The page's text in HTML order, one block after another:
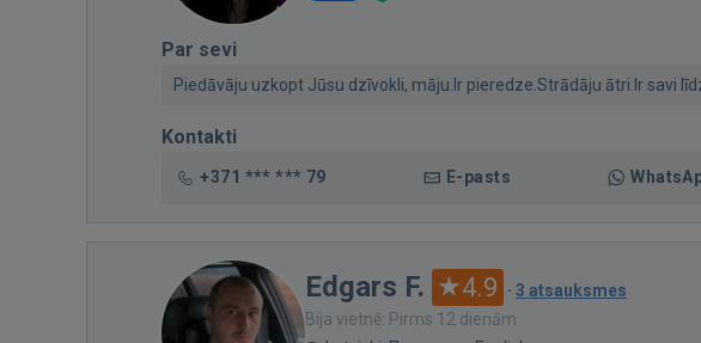
Par sevi
Piedāvāju uzkopt Jūsu dzīvokli, māju.Ir pieredze.Strādāju ātri.Ir savi
Kontakti
+371 *** *** 79 E-pasts
Edgars F. 4.9 · 3 atsauksmes
Bija vietnē: Pirms 12 dienām